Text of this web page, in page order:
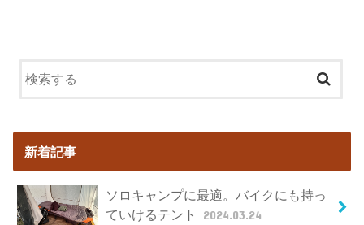
新着記事
ソロキャンプに最適。バイクにも持っ
ていけるテント
2024.03.24